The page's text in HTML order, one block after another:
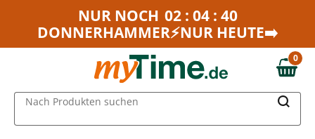
Zum Hauptinhalt springen
Zur Navigation springen
NUR NOCH 02 : 04 : 40
DONNERHAMMER⚡NUR HEUTE➡️
0,00 €
0
Nach Produkten suchen